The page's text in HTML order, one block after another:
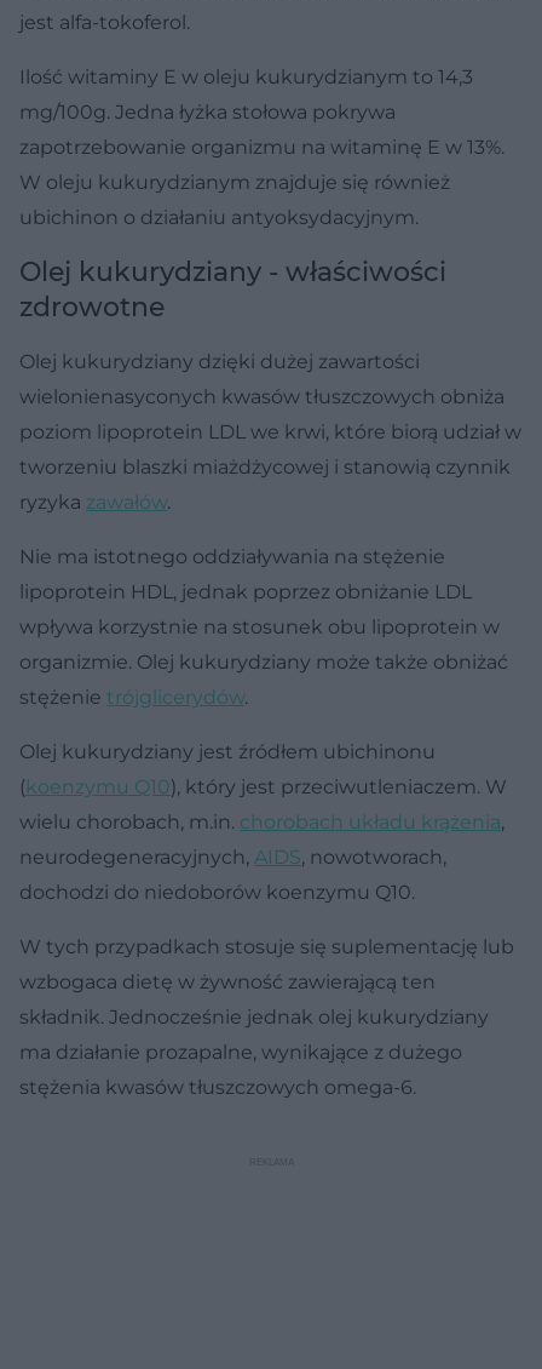
jest alfa-tokoferol.
Ilość witaminy E w oleju kukurydzianym to 14,3
mg/100g. Jedna łyżka stołowa pokrywa
zapotrzebowanie organizmu na witaminę E w 13%.
W oleju kukurydzianym znajduje się również
ubichinon o działaniu antyoksydacyjnym.
Olej kukurydziany - właściwości
zdrowotne
Olej kukurydziany dzięki dużej zawartości
wielonienasyconych kwasów tłuszczowych obniża
poziom lipoprotein LDL we krwi, które biorą udział w
tworzeniu blaszki miażdżycowej i stanowią czynnik
ryzyka zawałów.
Nie ma istotnego oddziaływania na stężenie
lipoprotein HDL, jednak poprzez obniżanie LDL
wpływa korzystnie na stosunek obu lipoprotein w
organizmie. Olej kukurydziany może także obniżać
stężenie trójglicerydów.
Olej kukurydziany jest źródłem ubichinonu
(koenzymu Q10), który jest przeciwutleniaczem. W
wielu chorobach, m.in. chorobach układu krążenia,
neurodegeneracyjnych, AIDS, nowotworach,
dochodzi do niedoborów koenzymu Q10.
W tych przypadkach stosuje się suplementację lub
wzbogaca dietę w żywność zawierającą ten
składnik. Jednocześnie jednak olej kukurydziany
ma działanie prozapalne, wynikające z dużego
stężenia kwasów tłuszczowych omega-6.